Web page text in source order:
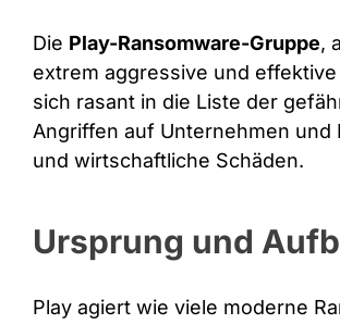
Die Play-Ransomware-Gruppe,
extrem aggressive und
sich rasant in die Liste der
Angriffen auf Unternehmen
und wirtschaftliche Schäden.
Ursprung und
Play agiert wie viele moderne